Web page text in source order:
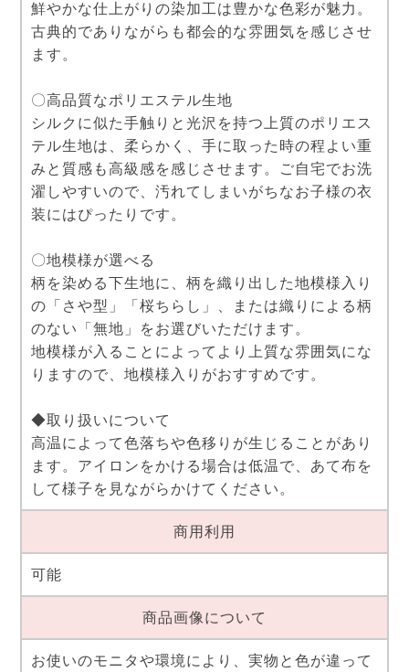
鮮やかな仕上がりの染加工は豊かな色彩が魅力。
古典的でありながらも都会的な雰囲気を感じさせ
ます。
〇高品質なポリエステル生地
シルクに似た手触りと光沢を持つ上質のポリエス
テル生地は、柔らかく、手に取った時の程よい重
みと質感も高級感を感じさせます。ご自宅でお洗
濯しやすいので、汚れてしまいがちなお子様の衣
装にはぴったりです。
〇地模様が選べる
柄を染める下生地に、柄を織り出した地模様入り
の「さや型」「桜ちらし」、または織りによる柄
のない「無地」をお選びいただけます。
地模様が入ることによってより上質な雰囲気にな
りますので、地模様入りがおすすめです。
◆取り扱いについて
高温によって色落ちや色移りが生じることがあり
ます。アイロンをかける場合は低温で、あて布を
して様子を見ながらかけてください。
商用利用
可能
商品画像について
お使いのモニタや環境により、実物と色が違って